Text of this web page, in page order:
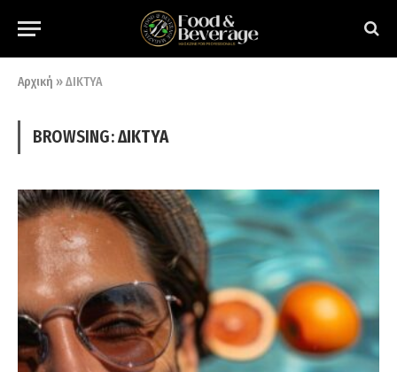
Αρχική »ΔΙΚΤΥΑ
BROWSING:ΔΙΚΤΥΑ